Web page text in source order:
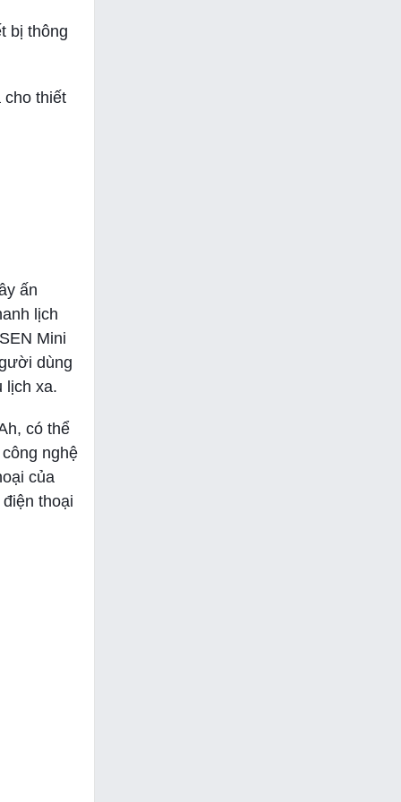
bị thông
cho thiết
ấn
lịch
Mini
dùng
lịch xa.
có thể
nghệ
của
thoại